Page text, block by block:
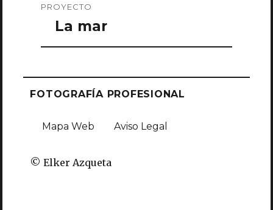
de
entradas
PROYECTO
La mar
FOTOGRAFÍA PROFESIONAL
Mapa Web Aviso Legal
© Elker Azqueta